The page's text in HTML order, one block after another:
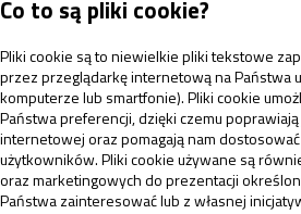
Co to są pliki cookie?
Pliki cookie są to niewielkie pliki tekstowe
przez przeglądarkę internetową na Państwa
komputerze lub smartfonie). Pliki cookie
Państwa preferencji, dzięki czemu
internetowej oraz pomagają nam
użytkowników. Pliki cookie używane są
oraz marketingowych do prezentacji
Państwa zainteresować lub z własnej